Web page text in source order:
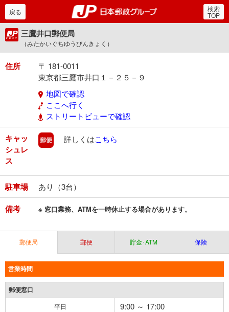
郵便局・日本郵政グルー
戻る 検索
TOP
三鷹井口郵便局
（みたかいぐちゆうびんきょく）
住所
〒 181-0011
東京都三鷹市井口１－２５－９
地図で確認
ここへ行く
ストリートビューで確認
キャッ
シュレ
ス
郵便
詳しくはこちら
駐車場 あり（3台）
備考 ※ 窓口業務、ATMを一時休止する場合があります。
郵便局 郵便 貯金･ATM 保険
営業時間
郵便窓口
平日 9:00 ～ 17:00